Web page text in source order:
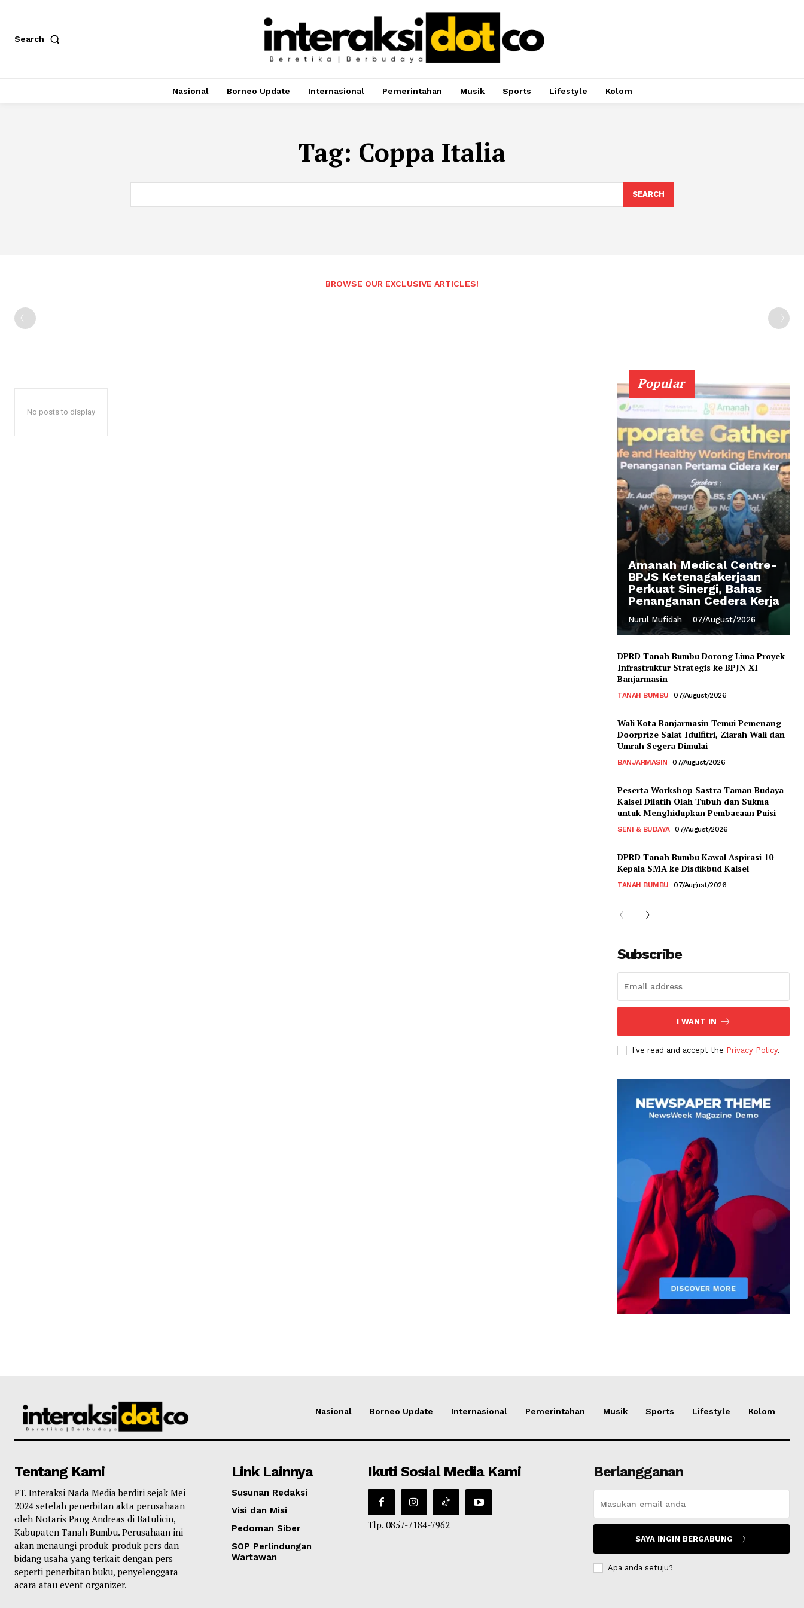
Search
Nasional Borneo Update Internasional Pemerintahan Musik Sports Lifestyle Kolom
Tag: Coppa Italia
SEARCH
BROWSE OUR EXCLUSIVE ARTICLES!
No posts to display
Popular
Amanah Medical Centre-
BPJS Ketenagakerjaan
Perkuat Sinergi, Bahas
Penanganan Cedera Kerja
Nurul Mufidah - 07/August/2026
DPRD Tanah Bumbu Dorong Lima Proyek
Infrastruktur Strategis ke BPJN XI
Banjarmasin
TANAH BUMBU 07/August/2026
Wali Kota Banjarmasin Temui Pemenang
Doorprize Salat Idulfitri, Ziarah Wali dan
Umrah Segera Dimulai
BANJARMASIN 07/August/2026
Peserta Workshop Sastra Taman Budaya
Kalsel Dilatih Olah Tubuh dan Sukma
untuk Menghidupkan Pembacaan Puisi
SENI & BUDAYA 07/August/2026
DPRD Tanah Bumbu Kawal Aspirasi 10
Kepala SMA ke Disdikbud Kalsel
TANAH BUMBU 07/August/2026
Subscribe
I WANT IN
I've read and accept the Privacy Policy.
Nasional Borneo Update Internasional Pemerintahan Musik Sports Lifestyle Kolom
Tentang Kami
PT. Interaksi Nada Media berdiri sejak Mei
2024 setelah penerbitan akta perusahaan
oleh Notaris Pang Andreas di Batulicin,
Kabupaten Tanah Bumbu. Perusahaan ini
akan menaungi produk-produk pers dan
bidang usaha yang terkait dengan pers
seperti penerbitan buku, penyelenggara
acara atau event organizer.
Link Lainnya
Susunan Redaksi
Visi dan Misi
Pedoman Siber
SOP Perlindungan
Wartawan
Ikuti Sosial Media Kami
Tlp. 0857-7184-7962
Berlangganan
SAYA INGIN BERGABUNG
Apa anda setuju?